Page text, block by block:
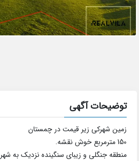
توضیحات آگهی
زمین شهرکی زیر قیمت در چمستان
150 مترمربع خوش نقشه.
منطقه جنگلی و زیبای سنگینده نزدیک به